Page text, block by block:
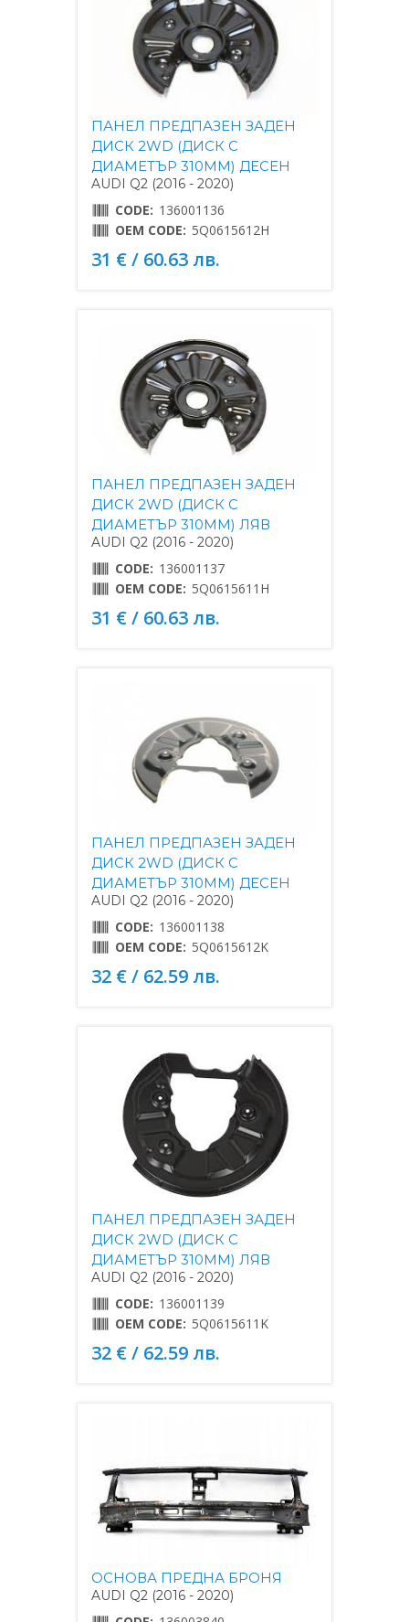
ПАНЕЛ ПРЕДПАЗЕН ЗАДЕН
ДИСК 2WD (ДИСК С
ДИАМЕТЪР 310MM) ДЕСЕН
AUDI Q2 (2016 - 2020)
CODE: 136001136
OEM CODE: 5Q0615612H
31 € / 60.63 лв.
ПАНЕЛ ПРЕДПАЗЕН ЗАДЕН
ДИСК 2WD (ДИСК С
ДИАМЕТЪР 310MM) ЛЯВ
AUDI Q2 (2016 - 2020)
CODE: 136001137
OEM CODE: 5Q0615611H
31 € / 60.63 лв.
ПАНЕЛ ПРЕДПАЗЕН ЗАДЕН
ДИСК 2WD (ДИСК С
ДИАМЕТЪР 310MM) ДЕСЕН
AUDI Q2 (2016 - 2020)
CODE: 136001138
OEM CODE: 5Q0615612K
32 € / 62.59 лв.
ПАНЕЛ ПРЕДПАЗЕН ЗАДЕН
ДИСК 2WD (ДИСК С
ДИАМЕТЪР 310MM) ЛЯВ
AUDI Q2 (2016 - 2020)
CODE: 136001139
OEM CODE: 5Q0615611K
32 € / 62.59 лв.
ОСНОВА ПРЕДНА БРОНЯ
AUDI Q2 (2016 - 2020)